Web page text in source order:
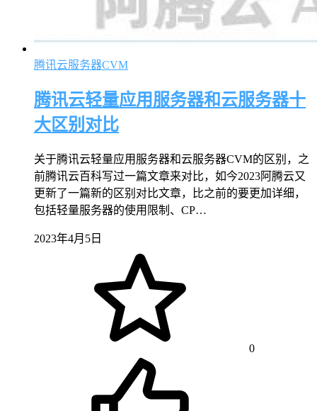
腾讯云服务器CVM
腾讯云轻量应用服务器和云服务器十
大区别对比
关于腾讯云轻量应用服务器和云服务器CVM的区别，之
前腾讯云百科写过一篇文章来对比，如今2023阿腾云又
更新了一篇新的区别对比文章，比之前的要更加详细，
包括轻量服务器的使用限制、CP…
2023年4月5日
0